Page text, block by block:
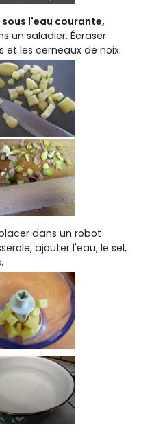
l'eau courante,
un saladier. Écraser
et les cerneaux de noix.
dans un robot
ajouter l'eau, le sel,